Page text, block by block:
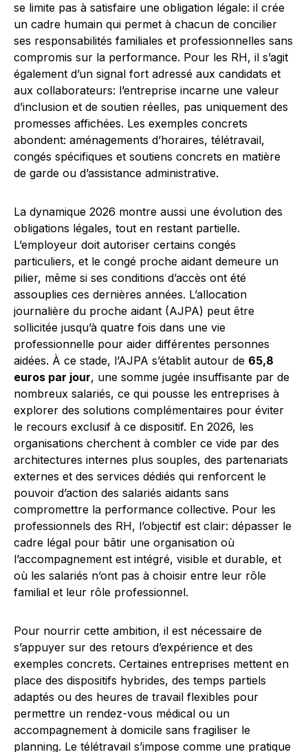
se limite pas à satisfaire une obligation légale: il crée
un cadre humain qui permet à chacun de concilier
ses responsabilités familiales et professionnelles sans
compromis sur la performance. Pour les RH, il s’agit
également d’un signal fort adressé aux candidats et
aux collaborateurs: l’entreprise incarne une valeur
d’inclusion et de soutien réelles, pas uniquement des
promesses affichées. Les exemples concrets
abondent: aménagements d’horaires, télétravail,
congés spécifiques et soutiens concrets en matière
de garde ou d’assistance administrative.
La dynamique 2026 montre aussi une évolution des
obligations légales, tout en restant partielle.
L’employeur doit autoriser certains congés
particuliers, et le congé proche aidant demeure un
pilier, même si ses conditions d’accès ont été
assouplies ces dernières années. L’allocation
journalière du proche aidant (AJPA) peut être
sollicitée jusqu’à quatre fois dans une vie
professionnelle pour aider différentes personnes
aidées. À ce stade, l’AJPA s’établit autour de 65,8
euros par jour, une somme jugée insuffisante par de
nombreux salariés, ce qui pousse les entreprises à
explorer des solutions complémentaires pour éviter
le recours exclusif à ce dispositif. En 2026, les
organisations cherchent à combler ce vide par des
architectures internes plus souples, des partenariats
externes et des services dédiés qui renforcent le
pouvoir d’action des salariés aidants sans
compromettre la performance collective. Pour les
professionnels des RH, l’objectif est clair: dépasser le
cadre légal pour bâtir une organisation où
l’accompagnement est intégré, visible et durable, et
où les salariés n’ont pas à choisir entre leur rôle
familial et leur rôle professionnel.
Pour nourrir cette ambition, il est nécessaire de
s’appuyer sur des retours d’expérience et des
exemples concrets. Certaines entreprises mettent en
place des dispositifs hybrides, des temps partiels
adaptés ou des heures de travail flexibles pour
permettre un rendez-vous médical ou un
accompagnement à domicile sans fragiliser le
planning. Le télétravail s’impose comme une pratique